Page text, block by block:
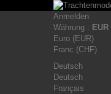
Anmelden
Währung : EUR
Euro (EUR)
Franc (CHF)
Deutsch
Deutsch
Français